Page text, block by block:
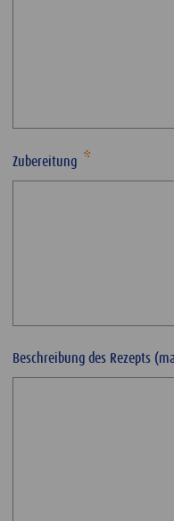
Zubereitung
Beschreibung des Rezepts